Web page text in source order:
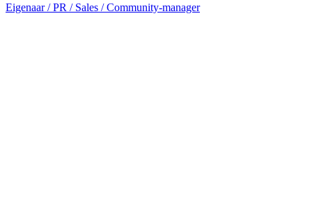
Eigenaar / PR / Sales / Community-manager